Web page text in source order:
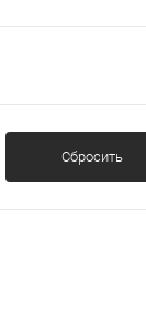
Сбросить